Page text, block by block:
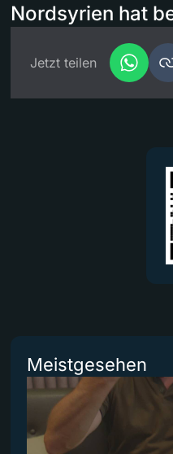
Nordsyrien hat
Jetzt teilen
Meistgesehen